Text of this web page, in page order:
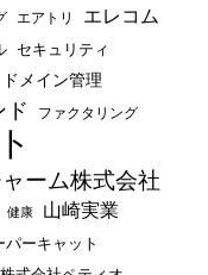
エアトリ エレコム
セキュリティ
ドメイン管理
ド ファクタリング
ーム株式会社
健康 山崎実業
ーキャット